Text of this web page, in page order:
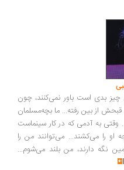
است باور نمی‌کنند، چون
رفته... ما بچه‌مسلمان
آدمی که در کار سینماست
می‌کشند... می‌توانند من را
دارند، من بلند می‌شوم...